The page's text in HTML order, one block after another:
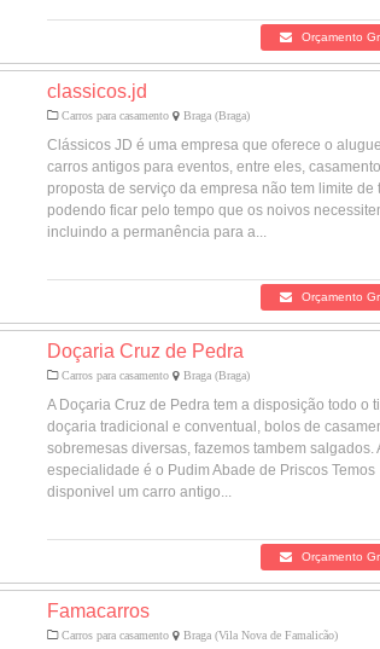
Orçamento
classicos.jd
Carros para casamento Braga (Braga)
Clássicos JD é uma empresa que oferece o
carros antigos para eventos, entre eles,
proposta de serviço da empresa não tem limite de
podendo ficar pelo tempo que os noivos
incluindo a permanência para a...
Orçamento
Doçaria Cruz de Pedra
Carros para casamento Braga (Braga)
A Doçaria Cruz de Pedra tem a disposição todo o
doçaria tradicional e conventual, bolos de
sobremesas diversas, fazemos tambem salgados.
especialidade é o Pudim Abade de Priscos Temos
disponivel um carro antigo...
Orçamento
Famacarros
Carros para casamento Braga (Vila Nova de Famalicão)